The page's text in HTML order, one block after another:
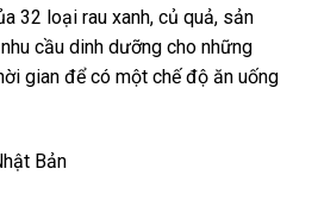
32 loại rau xanh, củ quả, sản
cầu dinh dưỡng cho những
gian để có một chế độ ăn uống
Bản